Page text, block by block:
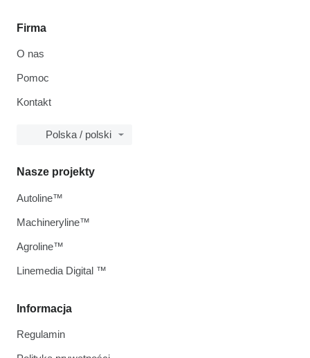
Firma
O nas
Pomoc
Kontakt
Polska / polski
Informacja
Regulamin
Nasze projekty
Autoline™
Machineryline™
Agroline™
Linemedia Digital ™